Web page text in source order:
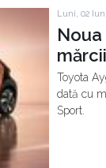
Luni, 02
Toyota
dată cu
Sport.